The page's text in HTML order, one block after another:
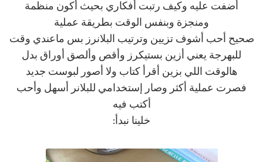
أضفت عليه وكيف رتبت أفكاري بحيث أكون منظمة
ومنجزة وبنفس الوقت بطريقة عملية
صحيح أحب أشوف تزيين وترتيب البلانرز بس ماعندي وقت
للبهرجة يعني أزين بستيكرز وأقص وألصق أوراق بدل
هالوقت اللي بزين أقرأ كتاب ولا أصور لبوست جديد
فصرت عملية أكثر وصار إستخدامي للبلانر أسهل وأحب
أكتب فيه
خلينا نبدأ: